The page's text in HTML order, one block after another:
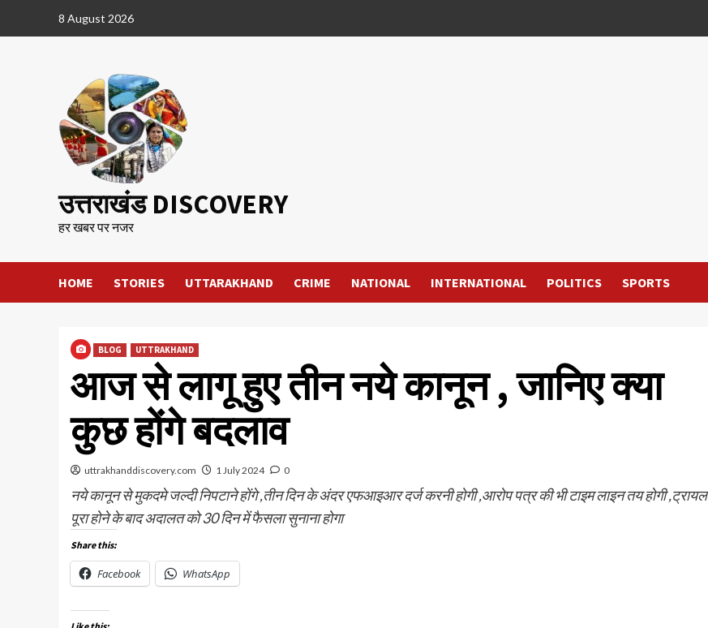
8 August 2026
उत्तराखंड DISCOVERY
हर खबर पर नजर
HOME STORIES UTTARAKHAND CRIME NATIONAL INTERNATIONAL POLITICS SPORTS
BLOG UTTRAKHAND
आज से लागू हुए तीन नये कानून , जानिए क्या
कुछ होंगे बदलाव
uttrakhanddiscovery.com 1 July 2024 0
नये कानून से मुकदमे जल्दी निपटाने होंगे ,तीन दिन के अंदर एफआइआर दर्ज करनी होगी ,आरोप पत्र की भी टाइम लाइन तय होगी ,ट्रायल
पूरा होने के बाद अदालत को 30 दिन में फैसला सुनाना होगा
Share this:
Facebook WhatsApp